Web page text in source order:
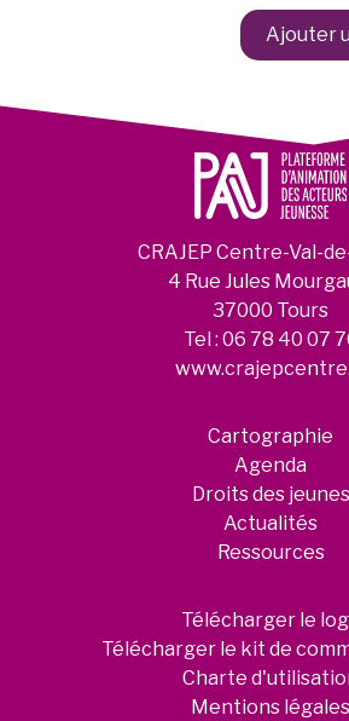
Ajouter
CRAJEP Centre-Val-
4 Rue Jules
37000 Tours
Tel : 06 78 40 07
Cartographie
Agenda
Droits des jeunes
Actualités
Ressources
Télécharger le
Télécharger le kit de
Charte
Mentions légales